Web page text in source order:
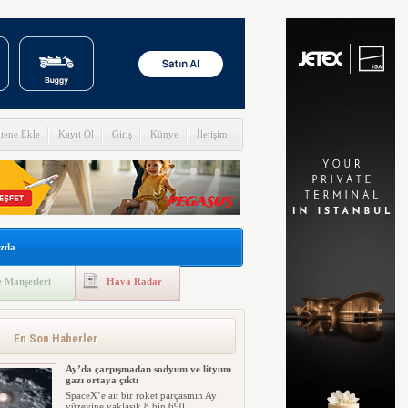
Ekle Kayıt Ol Giriş Künye İletişim
Manşetleri Hava Radar
En Son Haberler
Ay’da çarpışmadan sodyum ve lityum
gazı ortaya çıktı
SpaceX’e ait bir roket parçasının Ay